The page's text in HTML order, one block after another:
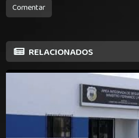
Comentar
RELACIONADOS